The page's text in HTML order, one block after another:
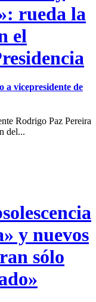
rueda la
el
a vicepresidente de
Rodrigo Paz Pereira
del...
y nuevos
sólo